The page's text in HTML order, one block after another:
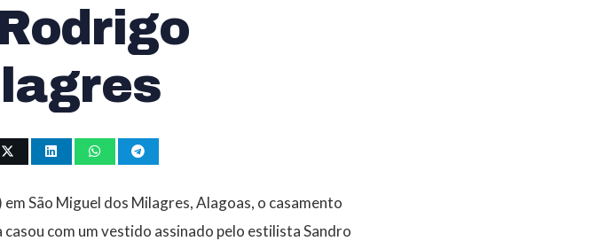
São Miguel dos Milagres, Alagoas, o casamento
com um vestido assinado pelo estilista Sandro